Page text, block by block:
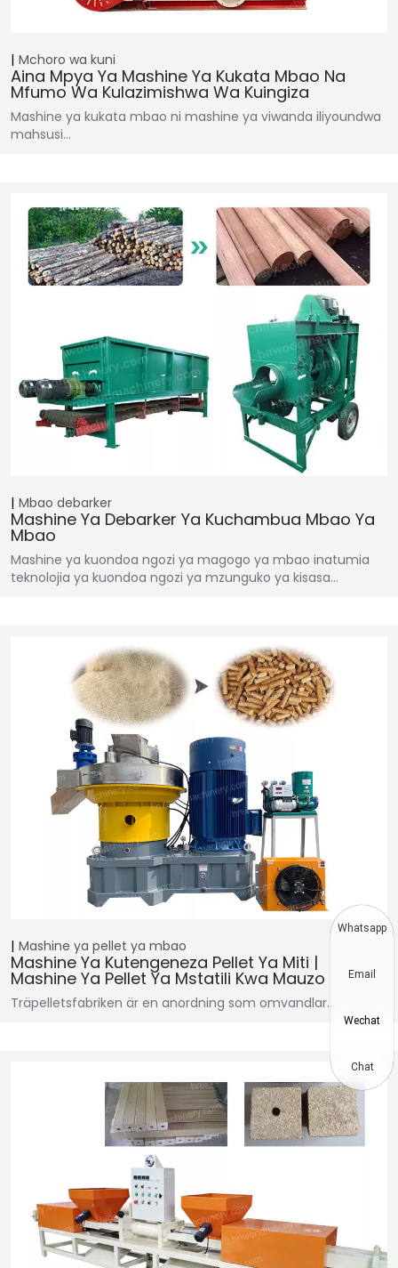
Mchoro wa kuni
Aina Mpya Ya Mashine Ya Kukata Mbao Na
Mfumo Wa Kulazimishwa Wa Kuingiza
Mashine ya kukata mbao ni mashine ya viwanda iliyoundwa
mahsusi…
Mbao debarker
Mashine Ya Debarker Ya Kuchambua Mbao Ya
Mbao
Mashine ya kuondoa ngozi ya magogo ya mbao inatumia
teknolojia ya kuondoa ngozi ya mzunguko ya kisasa…
Mashine ya pellet ya mbao
Mashine Ya Kutengeneza Pellet Ya Miti |
Mashine Ya Pellet Ya Mstatili Kwa Mauzo
Träpelletsfabriken är en anordning som omvandlar…
Whatsapp
Email
Wechat
Chat